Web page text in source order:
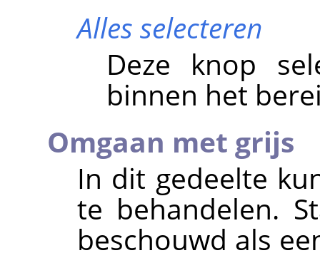
Alles selecteren
Deze knop
binnen het
Omgaan met grijs
In dit gedeelte
te behandelen.
beschouwd als